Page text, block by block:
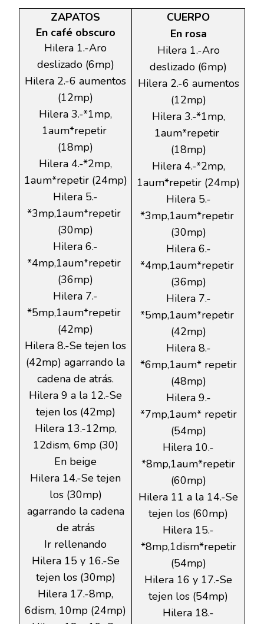
ZAPATOS
En café obscuro
Hilera 1.-Aro
deslizado (6mp)
Hilera 2.-6 aumentos
(12mp)
Hilera 3.-*1mp,
1aum*repetir
(18mp)
Hilera 4.-*2mp,
1aum*repetir (24mp)
Hilera 5.-
*3mp,1aum*repetir
(30mp)
Hilera 6.-
*4mp,1aum*repetir
(36mp)
Hilera 7.-
*5mp,1aum*repetir
(42mp)
Hilera 8.-Se tejen los
(42mp) agarrando la
cadena de atrás.
Hilera 9 a la 12.-Se
tejen los (42mp)
Hilera 13.-12mp,
12dism, 6mp (30)
En beige
Hilera 14.-Se tejen
los (30mp)
agarrando la cadena
de atrás
Ir rellenando
Hilera 15 y 16.-Se
tejen los (30mp)
Hilera 17.-8mp,
6dism, 10mp (24mp)
CUERPO
En rosa
Hilera 1.-Aro
deslizado (6mp)
Hilera 2.-6 aumentos
(12mp)
Hilera 3.-*1mp,
1aum*repetir
(18mp)
Hilera 4.-*2mp,
1aum*repetir (24mp)
Hilera 5.-
*3mp,1aum*repetir
(30mp)
Hilera 6.-
*4mp,1aum*repetir
(36mp)
Hilera 7.-
*5mp,1aum*repetir
(42mp)
Hilera 8.-
*6mp,1aum* repetir
(48mp)
Hilera 9.-
*7mp,1aum* repetir
(54mp)
Hilera 10.-
*8mp,1aum*repetir
(60mp)
Hilera 11 a la 14.-Se
tejen los (60mp)
Hilera 15.-
*8mp,1dism*repetir
(54mp)
Hilera 16 y 17.-Se
tejen los (54mp)
Hilera 18.-